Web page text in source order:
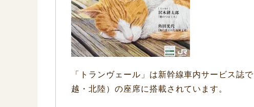
「トランヴェール」は新幹線車内サービス誌
越・北陸）の座席に搭載されています。